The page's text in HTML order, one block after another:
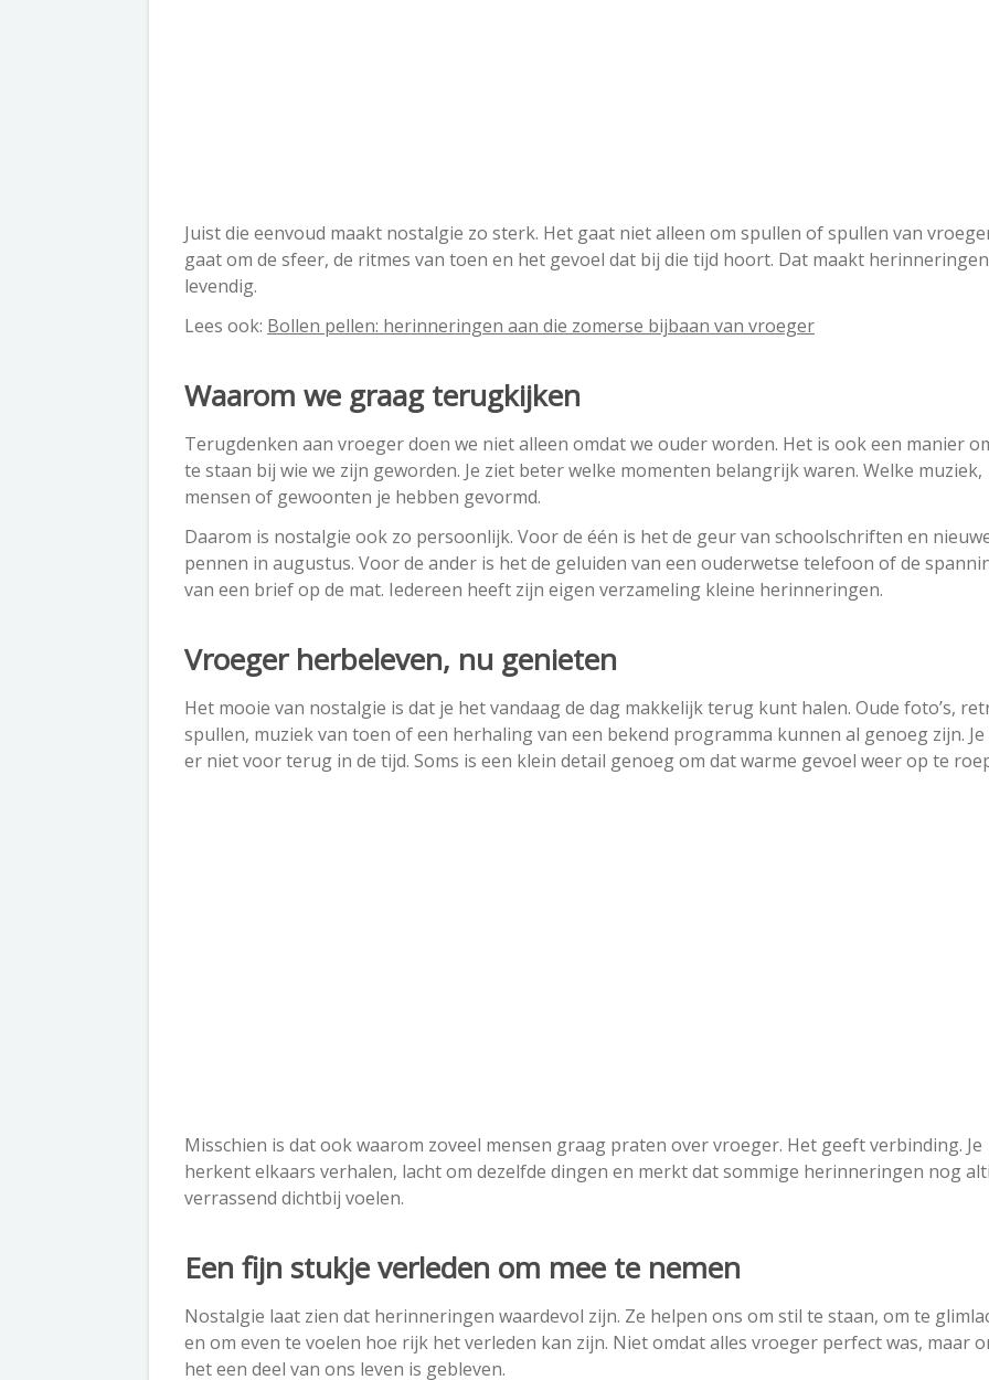
Juist die eenvoud maakt nostalgie zo sterk. Het gaat niet alleen om spullen of spullen van
gaat om de sfeer, de ritmes van toen en het gevoel dat bij die tijd hoort. Dat maakt
levendig.
Lees ook: Bollen pellen: herinneringen aan die zomerse bijbaan van vroeger
Waarom we graag terugkijken
Terugdenken aan vroeger doen we niet alleen omdat we ouder worden. Het is ook een manier
te staan bij wie we zijn geworden. Je ziet beter welke momenten belangrijk waren. Welke muziek,
mensen of gewoonten je hebben gevormd.
Daarom is nostalgie ook zo persoonlijk. Voor de één is het de geur van schoolschriften en
pennen in augustus. Voor de ander is het de geluiden van een ouderwetse telefoon of de
van een brief op de mat. Iedereen heeft zijn eigen verzameling kleine herinneringen.
Vroeger herbeleven, nu genieten
Het mooie van nostalgie is dat je het vandaag de dag makkelijk terug kunt halen. Oude foto’s,
spullen, muziek van toen of een herhaling van een bekend programma kunnen al genoeg zijn.
er niet voor terug in de tijd. Soms is een klein detail genoeg om dat warme gevoel weer op te
Misschien is dat ook waarom zoveel mensen graag praten over vroeger. Het geeft verbinding. Je
herkent elkaars verhalen, lacht om dezelfde dingen en merkt dat sommige herinneringen nog
verrassend dichtbij voelen.
Een fijn stukje verleden om mee te nemen
Nostalgie laat zien dat herinneringen waardevol zijn. Ze helpen ons om stil te staan, om te
en om even te voelen hoe rijk het verleden kan zijn. Niet omdat alles vroeger perfect was, maar
het een deel van ons leven is gebleven.